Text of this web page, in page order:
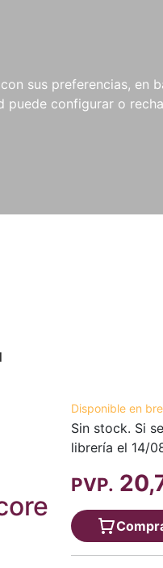
sus preferencias, en
puede configurar o
Disponible en
Sin stock. Si
librería el 14/
PVP.